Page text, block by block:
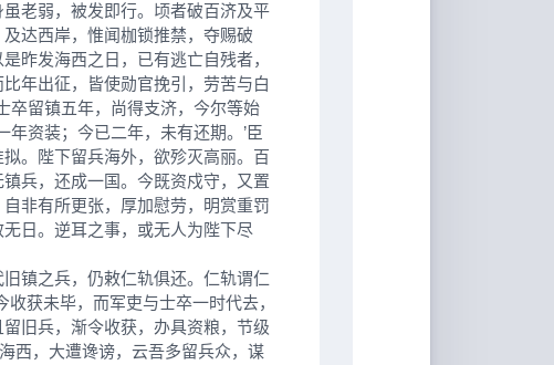
老弱，被发即行。顷者破百济及平
达西岸，惟闻枷锁推禁，夺赐破
昨发海西之日，已有逃亡自残者，
年出征，皆使勋官挽引，劳苦与白
卒留镇五年，尚得支济，今尔等始
年资装；今已二年，未有还期。’臣
。陛下留兵海外，欲殄灭高丽。百
兵，还成一国。今既资戍守，又置
非有所更张，厚加慰劳，明赏重罚
日。逆耳之事，或无人为陛下尽
镇之兵，仍敕仁轨俱还。仁轨谓仁
获未毕，而军吏与士卒一时代去，
旧兵，渐令收获，办具资粮，节级
西，大遭谗谤，云吾多留兵众，谋